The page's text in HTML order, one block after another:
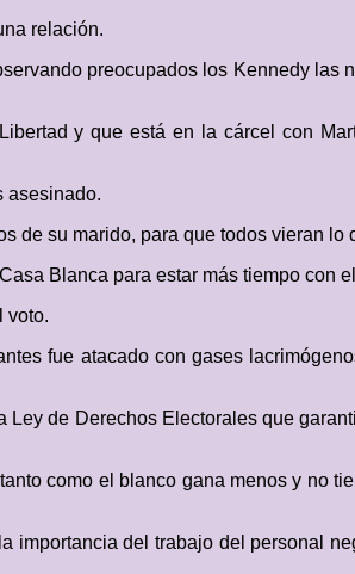
relación.
preocupados los Kennedy las
y que está en la cárcel con
asesinado.
de su marido, para que todos vieran lo
Blanca para estar más tiempo con
voto.
fue atacado con gases
de Derechos Electorales que
como el blanco gana menos y no
importancia del trabajo del personal